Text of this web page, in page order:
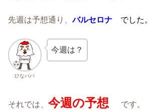
先週は予想通り、バルセロナ でした。
ひなパパ
今週は？
それでは、 今週の予想 です。